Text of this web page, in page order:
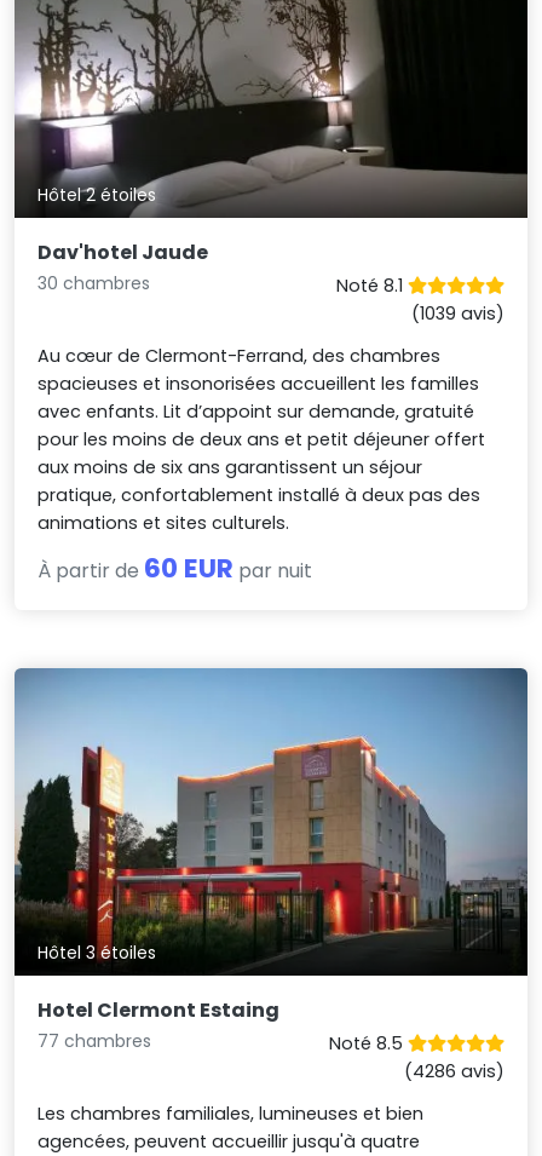
Hôtel 2 étoiles
Dav'hotel Jaude
30 chambres
Noté 8.1
(1039 avis)
Au cœur de Clermont-Ferrand, des chambres
spacieuses et insonorisées accueillent les familles
avec enfants. Lit d’appoint sur demande, gratuité
pour les moins de deux ans et petit déjeuner offert
aux moins de six ans garantissent un séjour
pratique, confortablement installé à deux pas des
animations et sites culturels.
À partir de 60 EUR par nuit
Hôtel 3 étoiles
Hotel Clermont Estaing
77 chambres
Noté 8.5
(4286 avis)
Les chambres familiales, lumineuses et bien
agencées, peuvent accueillir jusqu'à quatre